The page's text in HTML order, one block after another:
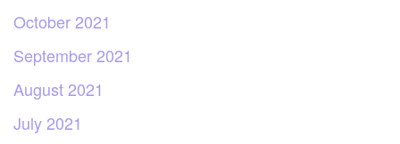
October 2021
September 2021
August 2021
July 2021